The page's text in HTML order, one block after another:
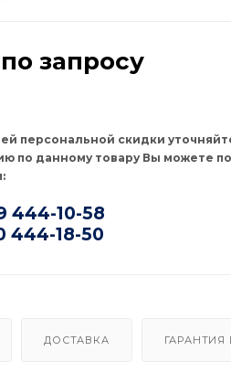
запросу
персональной скидки
по данному товару Вы можете
444-10-58
444-18-50
ДОСТАВКА ГАРАНТИЯ